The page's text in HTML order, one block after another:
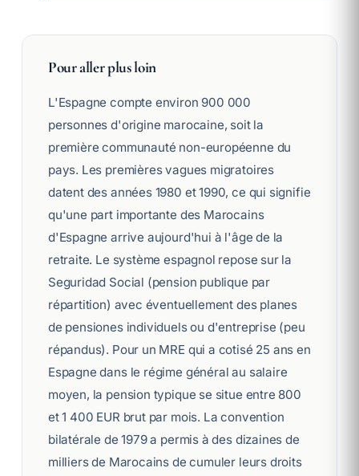
Pour aller plus loin
L'Espagne compte environ 900 000
personnes d'origine marocaine, soit la
première communauté non-européenne du
pays. Les premières vagues migratoires
datent des années 1980 et 1990, ce qui signifie
qu'une part importante des Marocains
d'Espagne arrive aujourd'hui à l'âge de la
retraite. Le système espagnol repose sur la
Seguridad Social (pension publique par
répartition) avec éventuellement des planes
de pensiones individuels ou d'entreprise (peu
répandus). Pour un MRE qui a cotisé 25 ans en
Espagne dans le régime général au salaire
moyen, la pension typique se situe entre 800
et 1 400 EUR brut par mois. La convention
bilatérale de 1979 a permis à des dizaines de
milliers de Marocains de cumuler leurs droits